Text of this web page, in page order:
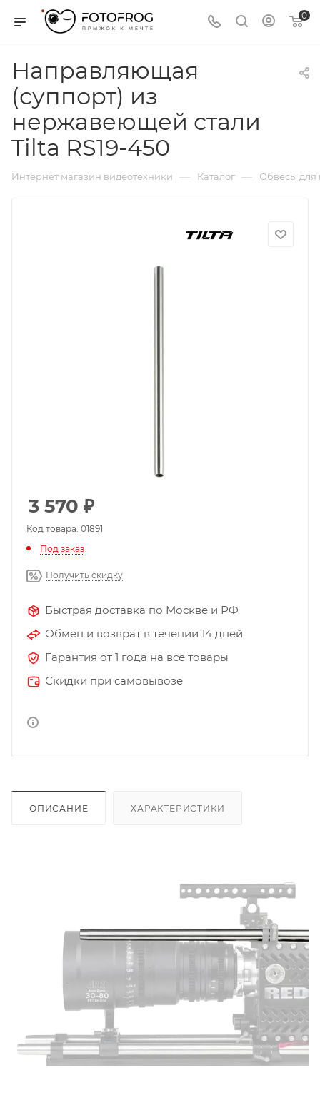
0
Направляющая
(суппорт) из
нержавеющей стали
Tilta RS19-450
Интернет магазин видеотехники — Каталог — Обвесы для
3 570 ₽
Код товара: 01891
Под заказ
Получить скидку
Быстрая доставка по Москве и РФ
Обмен и возврат в течении 14 дней
Гарантия от 1 года на все товары
Скидки при самовывозе
ОПИСАНИЕ ХАРАКТЕРИСТИКИ